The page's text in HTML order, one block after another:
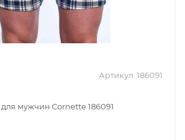
Артикул: 186091
мужчин Cornette 186091